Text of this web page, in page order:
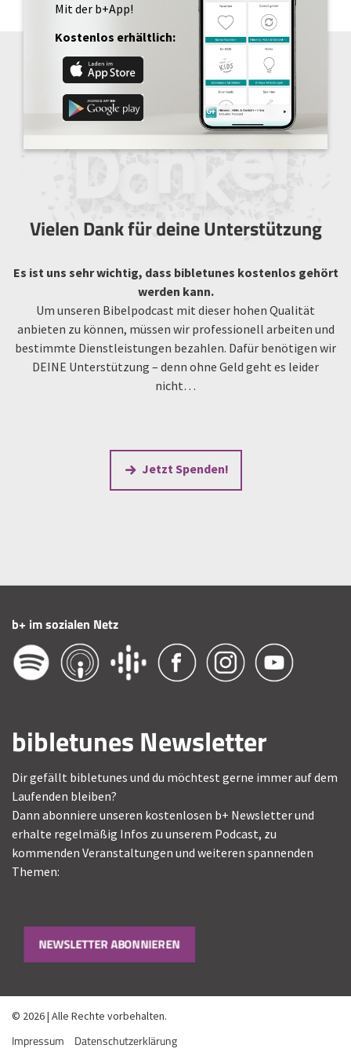
Mit der b+App!
Kostenlos erhältlich:
Vielen Dank für deine Unterstützung
Es ist uns sehr wichtig, dass bibletunes kostenlos gehört
werden kann.
Um unseren Bibelpodcast mit dieser hohen Qualität
anbieten zu können, müssen wir professionell arbeiten und
bestimmte Dienstleistungen bezahlen. Dafür benötigen wir
DEINE Unterstützung – denn ohne Geld geht es leider
nicht…
Jetzt Spenden!
b+ im sozialen Netz
bibletunes Newsletter
Dir gefällt bibletunes und du möchtest gerne immer auf dem
Laufenden bleiben?
Dann abonniere unseren kostenlosen b+ Newsletter und
erhalte regelmäßig Infos zu unserem Podcast, zu
kommenden Veranstaltungen und weiteren spannenden
Themen:
NEWSLETTER ABONNIEREN
© 2026 | Alle Rechte vorbehalten.
Impressum Datenschutzerklärung